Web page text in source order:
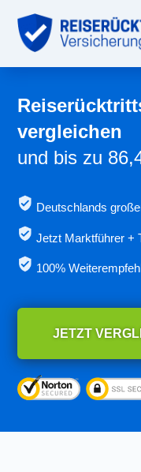
vergleichen
und bis zu
Deutschlands
Jetzt Marktführer +
100%
JETZT